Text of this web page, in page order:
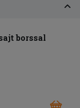
borssal